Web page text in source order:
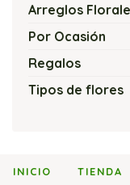
Arreglos
Arreglos con
Arreglos Florales
Arreglos Florales
Jarrones y
Por Ocasión
Amor
Amor y Amistad
Arreglos Florales
Regalos
Flores y Chocolates
Tipos de flores
INICIO TIENDA